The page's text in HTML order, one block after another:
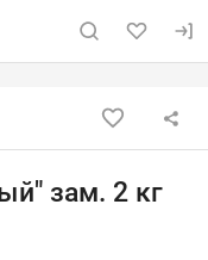
meatinfo.ru
фарш
объявлением
зам. 2 кг